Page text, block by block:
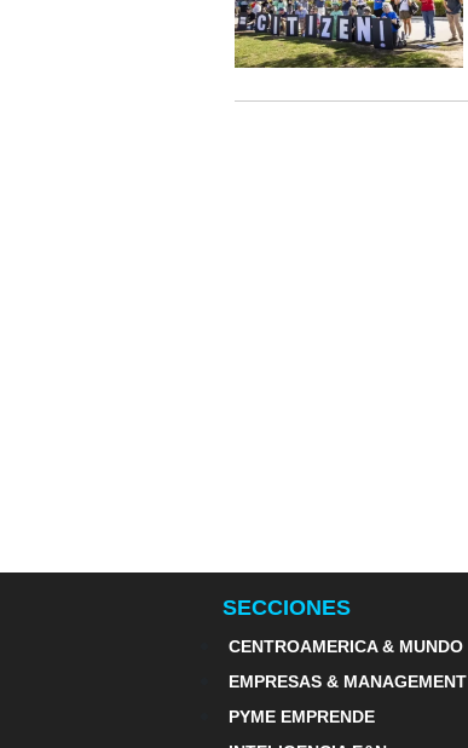
SECCIONES
CENTROAMERICA & MUNDO
EMPRESAS & MANAGEMENT
PYME EMPRENDE